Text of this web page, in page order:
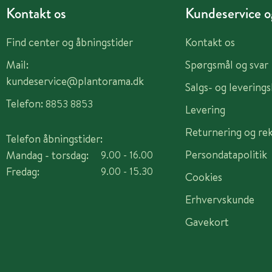
Kontakt os
Find center og åbningstider
Mail:
kundeservice@plantorama.dk
Telefon: 8853 8853
Telefon åbningstider:
Mandag - torsdag:
Fredag:
9.00 - 16.00
9.00 - 15.30
Kundeservice
Kontakt os
Spørgsmål og svar
Salgs- og
Levering
Returnering og
Persondatapolitik
Cookies
Erhvervskunde
Gavekort